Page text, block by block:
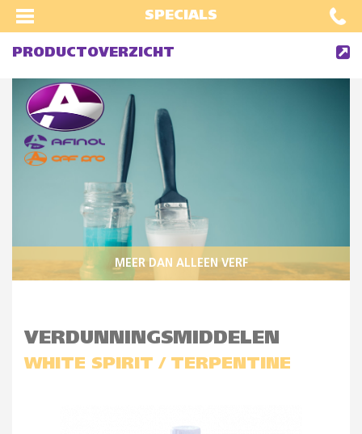
SPECIALS
PRODUCTOVERZICHT
MEER DAN ALLEEN VERF
VERDUNNINGSMIDDELEN
WHITE SPIRIT / TERPENTINE